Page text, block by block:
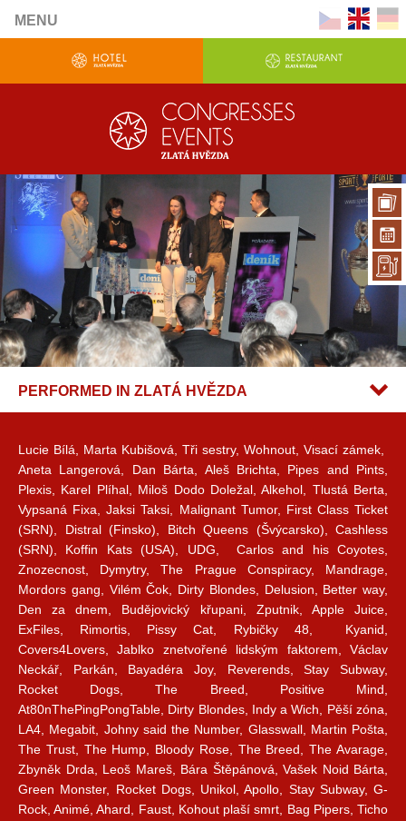
MENU
PERFORMED IN ZLATÁ HVĚZDA
Lucie Bílá, Marta Kubišová, Tři sestry, Wohnout, Visací zámek,
Aneta Langerová, Dan Bárta, Aleš Brichta, Pipes and Pints,
Plexis, Karel Plíhal, Miloš Dodo Doležal, Alkehol, Tlustá Berta,
Vypsaná Fixa, Jaksi Taksi, Malignant Tumor, First Class Ticket
(SRN), Distral (Finsko), Bitch Queens (Švýcarsko), Cashless
(SRN), Koffin Kats (USA), UDG, Carlos and his Coyotes,
Znozecnost, Dymytry, The Prague Conspiracy, Mandrage,
Mordors gang, Vilém Čok, Dirty Blondes, Delusion, Better way,
Den za dnem, Budějovický křupani, Zputnik, Apple Juice,
ExFiles, Rimortis, Pissy Cat, Rybičky 48, Kyanid,
Covers4Lovers, Jablko znetvořené lidským faktorem, Václav
Neckář, Parkán, Bayadéra Joy, Reverends, Stay Subway,
Rocket Dogs, The Breed, Positive Mind,
At80nThePingPongTable, Dirty Blondes, Indy a Wich, Pěší zóna,
LA4, Megabit, Johny said the Number, Glasswall, Martin Pošta,
The Trust, The Hump, Bloody Rose, The Breed, The Avarage,
Zbyněk Drda, Leoš Mareš, Bára Štěpánová, Vašek Noid Bárta,
Green Monster, Rocket Dogs, Unikol, Apollo, Stay Subway, G-
Rock, Animé, Ahard, Faust, Kohout plaší smrt, Bag Pipers, Ticho